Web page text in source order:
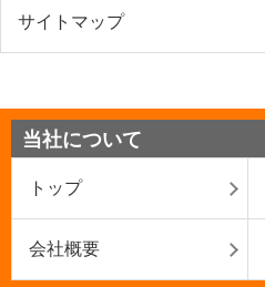
サイトマップ
当社について
トップ
会社概要